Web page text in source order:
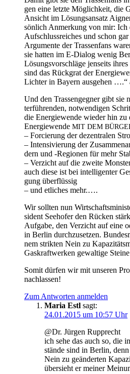
gen eine letz­te Mög­lich­keit, die
Ansicht im Lösungs­an­satz
sön­lich Anmer­kung von mir:
Auf­schluss­rei­ches und schon
Argu­men­te der Tras­sen­fans
sie hat­ten im E‑Dialog wenig
Lösungs­vor­schlä­ge jen­seits
sind das Rück­grat der
Lich­ter in Bay­ern aus­ge­hen ….“
Und den Tras­sen­geg­ner gibt
ter­füh­ren­den, not­wen­di­gen
die Ener­gie­wen­de wie­der hin zu
Ener­gie­wen­de MIT DEM
– For­cie­rung der dezen­tra­len
– Inten­si­vie­rung der
dern und ‑Regio­nen für mehr
– Ver­zicht auf die zwei­te
auch die­se ist bei intel­li­gen­ter
gung überflüssig
– und etli­ches mehr.….
Wir soll­ten nun
si­dent See­ho­fer den Rücken
Auf­ga­be, den Ver­zicht auf eine
in Ber­lin durch­zu­set­zen.
nem strik­ten Nein zu
Gas­kraft­wer­ken gewal­ti­ge
Somit dür­fen wir mit unse­ren
nachlassen!
Zum Antworten anmelden
Maria Estl sagt:
24.01.2015 um 10:57 Uhr
@Dr. Jür­gen Rupprecht
ich sehe das auch so, die
stän­de sind in Ber­lin,
Nein zu geän­der­ten
über­sieht er mei­ner